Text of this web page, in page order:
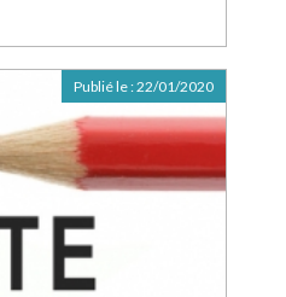
Publié le :22/01/2020